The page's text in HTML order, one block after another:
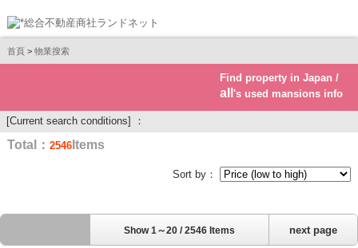
首頁 > 物業搜索
Find property in Japan /
all 's used mansions info
[Current search conditions] ：
Total： 2546Items
Sort by：
next page
Show 1～20 / 2546 Items